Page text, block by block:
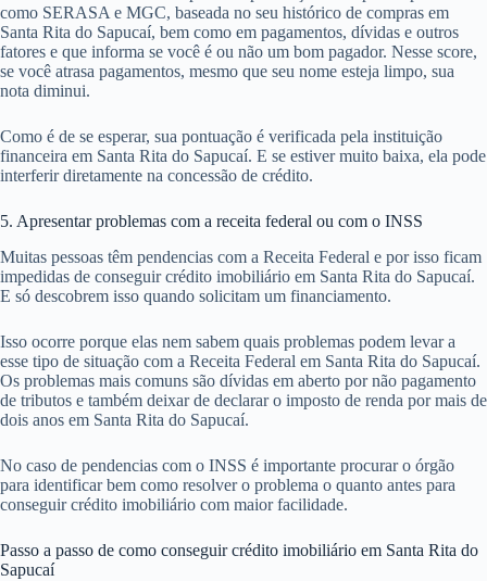
como SERASA e MGC, baseada no seu histórico de compras em
Santa Rita do Sapucaí, bem como em pagamentos, dívidas e outros
fatores e que informa se você é ou não um bom pagador. Nesse score,
se você atrasa pagamentos, mesmo que seu nome esteja limpo, sua
nota diminui.
Como é de se esperar, sua pontuação é verificada pela instituição
financeira em Santa Rita do Sapucaí. E se estiver muito baixa, ela pode
interferir diretamente na concessão de crédito.
5. Apresentar problemas com a receita federal ou com o INSS
Muitas pessoas têm pendencias com a Receita Federal e por isso ficam
impedidas de conseguir crédito imobiliário em Santa Rita do Sapucaí.
E só descobrem isso quando solicitam um financiamento.
Isso ocorre porque elas nem sabem quais problemas podem levar a
esse tipo de situação com a Receita Federal em Santa Rita do Sapucaí.
Os problemas mais comuns são dívidas em aberto por não pagamento
de tributos e também deixar de declarar o imposto de renda por mais de
dois anos em Santa Rita do Sapucaí.
No caso de pendencias com o INSS é importante procurar o órgão
para identificar bem como resolver o problema o quanto antes para
conseguir crédito imobiliário com maior facilidade.
Passo a passo de como conseguir crédito imobiliário em Santa Rita do
Sapucaí